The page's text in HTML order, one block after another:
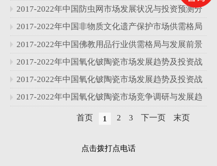
景分析报告
2017-2022年中国防虫网市场发展状况与投资预测分
析报告
2017-2022年中国非物质文化遗产保护市场供需格局
与发展前景分析报告
2017-2022年中国佛教用品行业供需格局与发展前景
分析报告
2017-2022年中国氧化铍陶瓷市场发展趋势及投资战
略研究报告
2017-2022年中国氧化铍陶瓷市场发展趋势及投资战
略研究报告
2017-2022年中国氧化铍陶瓷市场竞争调研与发展趋
首页 1 2 3 下一页 末页
点击拨打点电话